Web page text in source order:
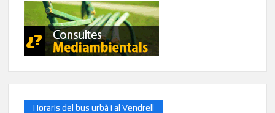
Horaris del bus urbà i al Vendrell